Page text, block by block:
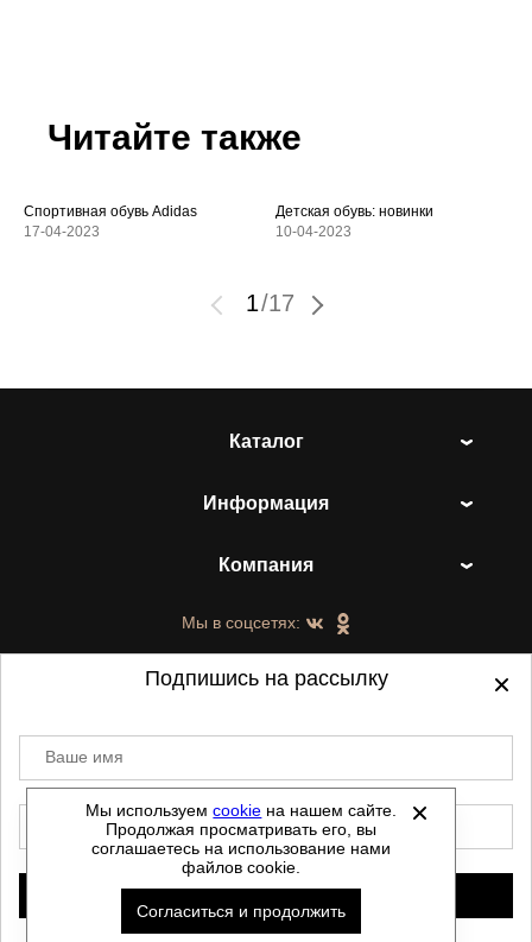
Читайте также
Спортивная обувь Adidas
17-04-2023
Детская обувь: новинки
10-04-2023
1/17
Каталог
Информация
Компания
Мы в соцсетях:
©2021-2026 - ShoesTown.ru - все права
защищены.
Данный сайт не является интернет магазином и
не является публичной офертой.
Политика обработки персональных данных
Автоматизировано -
Мы используемcookie на нашем сайте.
Продолжая просматривать его, вы
соглашаетесь на использование нами
файлов cookie.
Согласиться и продолжить
Подпишись на рассылку
Ваше имя